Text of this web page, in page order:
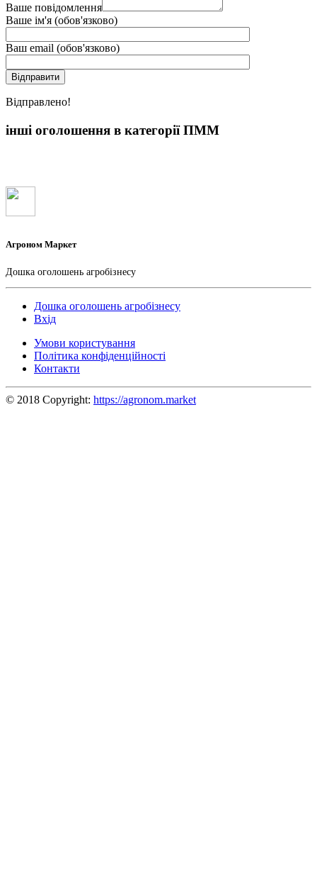
Ваше повідомлення
Ваше ім'я (обов'язково)
Ваш email (обов'язково)
Вiдправлено!
інші оголошення в категорії ПММ
Агроном Маркет
Дошка оголошень агробізнесу
Дошка оголошень агробізнесу
Вхід
Умови користування
Політика конфіденційності
Контакти
© 2018 Copyright: https://agronom.market